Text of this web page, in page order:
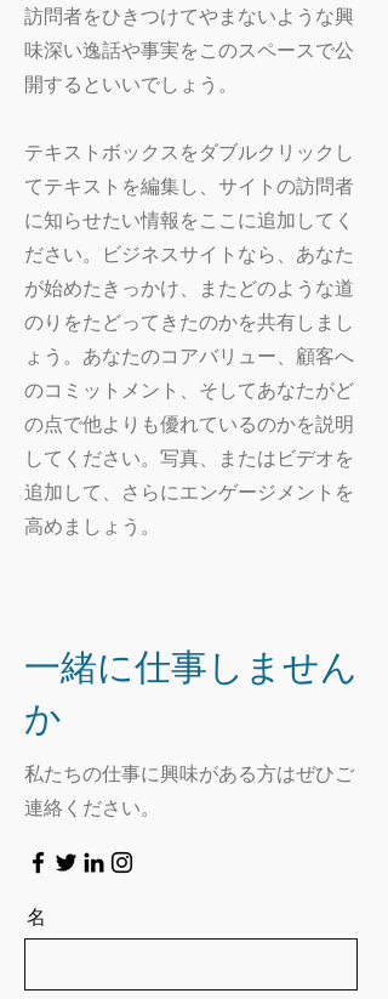
訪問者をひきつけてやまないような興
味深い逸話や事実をこのスペースで公
開するといいでしょう。
テキストボックスをダブルクリックし
てテキストを編集し、サイトの訪問者
に知らせたい情報をここに追加してく
ださい。ビジネスサイトなら、あなた
が始めたきっかけ、またどのような道
のりをたどってきたのかを共有しまし
ょう。あなたのコアバリュー、顧客へ
のコミットメント、そしてあなたがど
の点で他よりも優れているのかを説明
してください。写真、またはビデオを
追加して、さらにエンゲージメントを
高めましょう。
一緒に仕事しません
か
私たちの仕事に興味がある方はぜひご
連絡ください。
名